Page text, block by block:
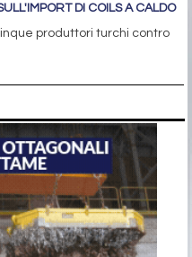
DI COILS A CALDO
produttori turchi contro